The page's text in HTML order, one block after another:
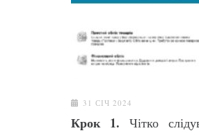
31 СІЧ 2024
Крок 1.Чітко